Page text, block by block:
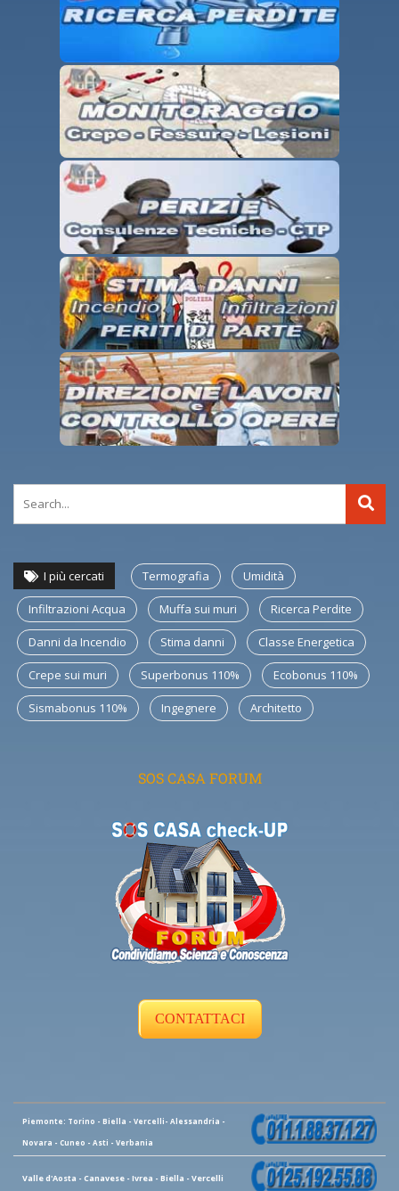
I più cercati Termografia Umidità
Infiltrazioni Acqua Muffa sui muri Ricerca Perdite
Danni da Incendio Stima danni Classe Energetica
Crepe sui muri Superbonus 110% Ecobonus 110%
Sismabonus 110% Ingegnere Architetto
SOS CASA FORUM
CONTATTACI
Piemonte: Torino - Biella - Vercelli- Alessandria -
Novara - Cuneo - Asti - Verbania
Valle d'Aosta - Canavese - Ivrea - Biella - Vercelli